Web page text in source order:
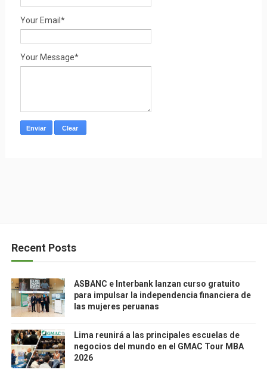
Your Email*
Your Message*
Recent Posts
ASBANC e Interbank lanzan curso gratuito
para impulsar la independencia financiera de
las mujeres peruanas
Lima reunirá a las principales escuelas de
negocios del mundo en el GMAC Tour MBA
2026